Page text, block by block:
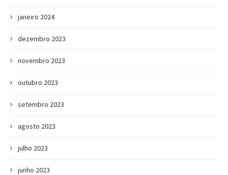
janeiro 2024
dezembro 2023
novembro 2023
outubro 2023
setembro 2023
agosto 2023
julho 2023
junho 2023